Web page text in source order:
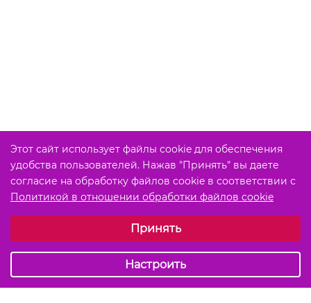
Этот сайт использует файлы cookie для обеспечения
удобства пользователей. Нажав "Принять" вы даете
согласие на обработку файлов cookie в соответствии с
Политикой в отношении обработки файлов cookie
Обязательные (технические)Принять
Настроить